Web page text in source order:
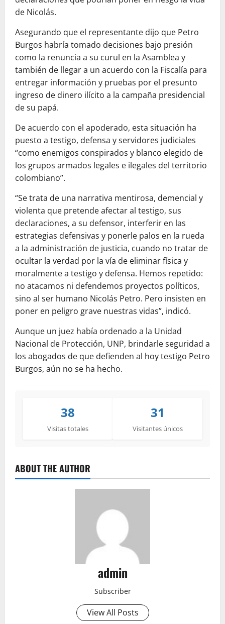
de Nicolás.
Asegurando que el representante dijo que Petro
Burgos habría tomado decisiones bajo presión
como la renuncia a su curul en la Asamblea y
también de llegar a un acuerdo con la Fiscalía para
entregar información y pruebas por el presunto
ingreso de dinero ilícito a la campaña presidencial
de su papá.
De acuerdo con el apoderado, esta situación ha
puesto a testigo, defensa y servidores judiciales
“como enemigos conspirados y blanco elegido de
los grupos armados legales e ilegales del territorio
colombiano”.
“Se trata de una narrativa mentirosa, demencial y
violenta que pretende afectar al testigo, sus
declaraciones, a su defensor, interferir en las
estrategias defensivas y ponerle palos en la rueda
a la administración de justicia, cuando no tratar de
ocultar la verdad por la vía de eliminar física y
moralmente a testigo y defensa. Hemos repetido:
no atacamos ni defendemos proyectos políticos,
sino al ser humano Nicolás Petro. Pero insisten en
poner en peligro grave nuestras vidas”, indicó.
Aunque un juez había ordenado a la Unidad
Nacional de Protección, UNP, brindarle seguridad a
los abogados de que defienden al hoy testigo Petro
Burgos, aún no se ha hecho.
38
Visitas totales
31
Visitantes únicos
ABOUT THE AUTHOR
admin
Subscriber
View All Posts